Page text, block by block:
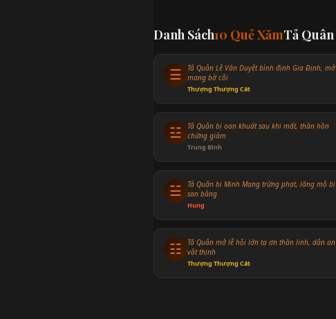
Danh Sách10 Quẻ XămTả Quân
☰
Tả Quân Lê Văn Duyệt bình định Gia Định, mở
mang bờ cõi
Thượng Thượng Cát
☳
Tả Quân bị oan khuất sau khi mất, thần hồn
chứng giám
Trung Bình
☱
Tả Quân bị Minh Mạng trừng phạt, lăng mộ bị
san bằng
Hung
☷
Tả Quân mở lễ hội lớn tạ ơn thần linh, dân an
vật thịnh
Thượng Thượng Cát